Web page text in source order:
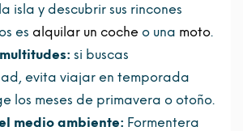
isla y descubrir sus rincones
es alquilar un coche o una moto.
si buscas
evita viajar en temporada
los meses de primavera o otoño.
medio ambiente: Formentera